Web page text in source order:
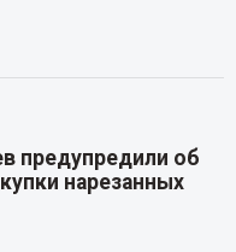
предупредили об
нарезанных